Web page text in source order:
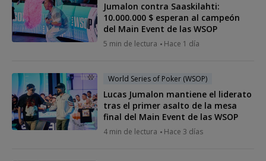
Jumalon contra Saaskilahti:
10.000.000 $ esperan al campeón
del Main Event de las WSOP
5 min de lectura Hace 1 día
World Series of Poker (WSOP)
Lucas Jumalon mantiene el liderato
tras el primer asalto de la mesa
final del Main Event de las WSOP
4 min de lectura Hace 3 días